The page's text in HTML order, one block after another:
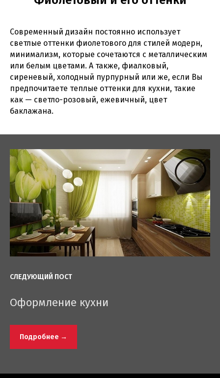
Современный дизайн постоянно использует
светлые оттенки фиолетового для стилей модерн,
минимализм, которые сочетаются с металлическим
или белым цветами. А также, фиалковый,
сиреневый, холодный пурпурный или же, если Вы
предпочитаете теплые оттенки для кухни, такие
как — светло-розовый, ежевичный, цвет
баклажана.
СЛЕДУЮЩИЙ ПОСТ
Оформление кухни
Подробнее →